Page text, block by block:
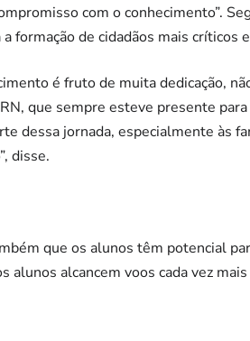
com o conhecimento”.
formação de cidadãos mais
é fruto de muita dedicação,
que sempre esteve presente
dessa jornada, especialmente às
disse.
que os alunos têm potencial
alunos alcancem voos cada vez